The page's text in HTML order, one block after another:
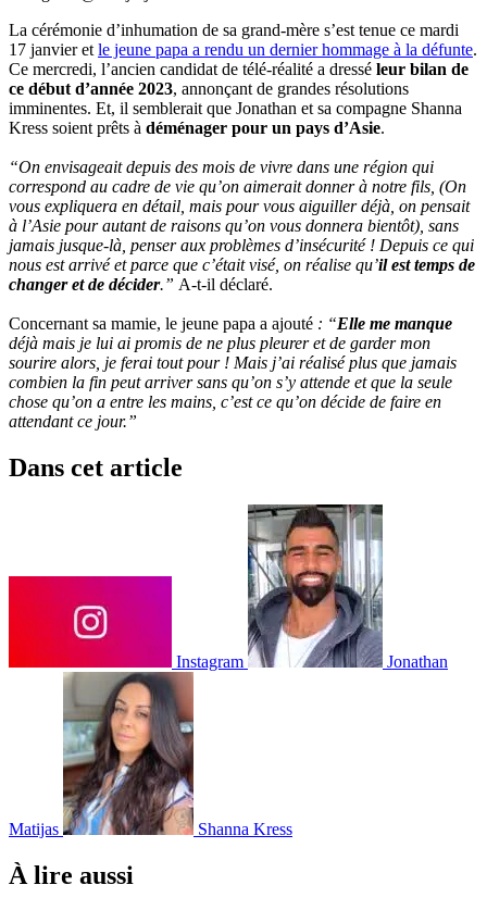
La cérémonie d’inhumation de sa grand-mère s’est tenue ce mardi
17 janvier et le jeune papa a rendu un dernier hommage à la défunte.
Ce mercredi, l’ancien candidat de télé-réalité a dressé leur bilan de
ce début d’année 2023, annonçant de grandes résolutions
imminentes. Et, il semblerait que Jonathan et sa compagne Shanna
Kress soient prêts à déménager pour un pays d’Asie.
“On envisageait depuis des mois de vivre dans une région qui
correspond au cadre de vie qu’on aimerait donner à notre fils, (On
vous expliquera en détail, mais pour vous aiguiller déjà, on pensait
à l’Asie pour autant de raisons qu’on vous donnera bientôt), sans
jamais jusque-là, penser aux problèmes d’insécurité ! Depuis ce qui
nous est arrivé et parce que c’était visé, on réalise qu’il est temps de
changer et de décider.” A-t-il déclaré.
Concernant sa mamie, le jeune papa a ajouté : “Elle me manque
déjà mais je lui ai promis de ne plus pleurer et de garder mon
sourire alors, je ferai tout pour ! Mais j’ai réalisé plus que jamais
combien la fin peut arriver sans qu’on s’y attende et que la seule
chose qu’on a entre les mains, c’est ce qu’on décide de faire en
attendant ce jour.”
Dans cet article
Instagram Jonathan
Matijas Shanna Kress
À lire aussi